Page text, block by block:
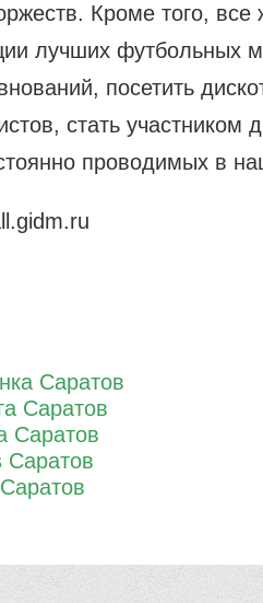
Кроме того,
лучших футбольных
посетить
стать участником
проводимых в
Саратов
Саратов
Саратов
Саратов